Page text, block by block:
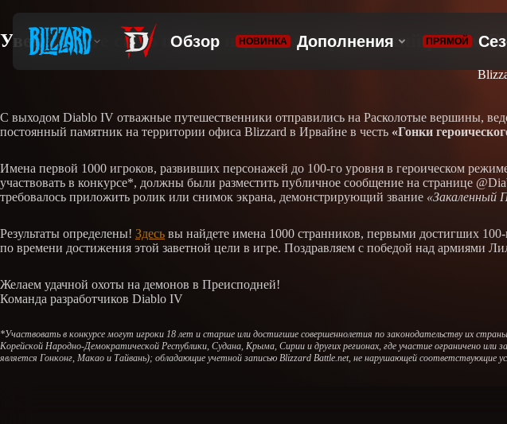
Увековечьте свою победу над злом: героический режим
С выходом Diablo IV отважные путешественники отправились на Расколотые вершины,
постоянный памятник на территории офиса Blizzard в Ирвайне в честь «Гонки
Имена первой 1000 игроков, развивших персонажей до 100-го уровня в героическом
участвовать в конкурсе*, должны были разместить публичное сообщение на странице
требовалось приложить ролик или снимок экрана, демонстрирующий звание «Закаленный
Результаты определены! Здесь вы найдете имена 1000 странников, первыми достигших
по времени достижения этой заветной цели в игре. Поздравляем с победой над армиями
Желаем удачной охоты на демонов в Преисподней!
Команда разработчиков Diablo IV
*Участвовать в конкурсе могут игроки 18 лет и старше или достигшие совершеннолетия по законодательству их
Корейской Народно-Демократической Республики, Судана, Крыма, Сирии и других регионах, где участие ограничено
является Гонконг, Макао и Тайвань); обладающие учетной записью Blizzard Battle.net, не нарушающей соответствующие